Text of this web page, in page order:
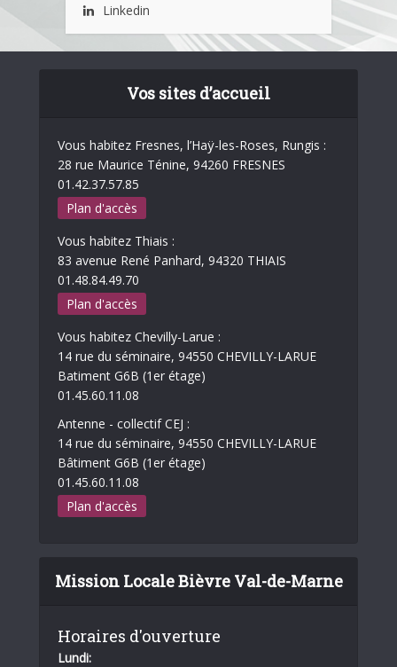
Linkedin
Vos sites d’accueil
Vous habitez Fresnes, l’Haÿ-les-Roses, Rungis :
28 rue Maurice Ténine, 94260 FRESNES
01.42.37.57.85
Plan d'accès
Vous habitez Thiais :
83 avenue René Panhard, 94320 THIAIS
01.48.84.49.70
Plan d'accès
Vous habitez Chevilly-Larue :
14 rue du séminaire, 94550 CHEVILLY-LARUE
Batiment G6B (1er étage)
01.45.60.11.08
Antenne - collectif CEJ :
14 rue du séminaire, 94550 CHEVILLY-LARUE
Bâtiment G6B (1er étage)
01.45.60.11.08
Plan d'accès
Mission Locale Bièvre Val-de-Marne
Horaires d'ouverture
Lundi: